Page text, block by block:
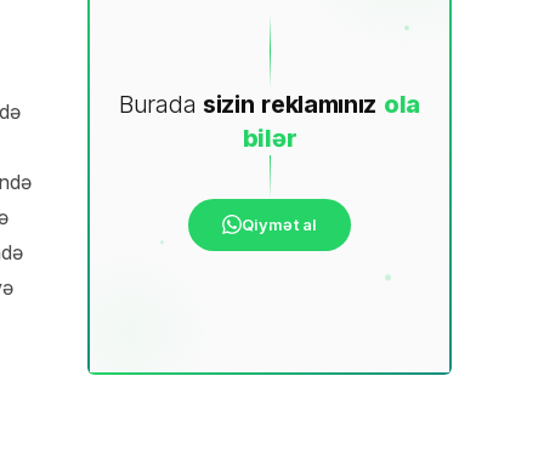
Burada sizin reklamınız ola
bilər
Qiymət al